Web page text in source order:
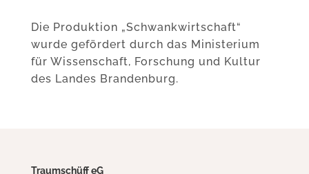
Die Produktion „Schwankwirtschaft“
wurde gefördert durch das Ministerium
für Wissenschaft, Forschung und Kultur
des Landes Brandenburg.
Traumschüff eG